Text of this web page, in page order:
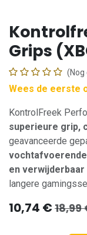
Grips
(Nog
Wees de eerste
KontrolFreek
superieure grip,
geavanceerde
vochtafvoerende
en verwijderbaar
langere
10,74 € 18,99